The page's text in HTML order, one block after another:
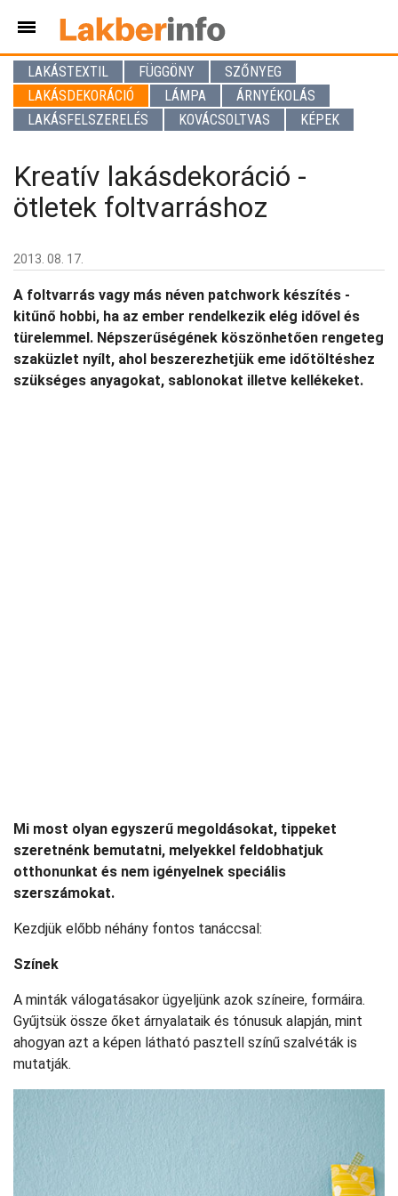
LAKÁSTEXTIL FÜGGÖNY
SZŐNYEG
LAKÁSDEKORÁCIÓ
LÁMPA
ÁRNYÉKOLÁS
LAKÁSFELSZERELÉS
KOVÁCSOLTVAS KÉPEK
Kreatív lakásdekoráció -
ötletek foltvarráshoz
2013. 08. 17.
A foltvarrás vagy más néven patchwork készítés -
kitűnő hobbi, ha az ember rendelkezik elég idővel és
türelemmel. Népszerűségének köszönhetően rengeteg
szaküzlet nyílt, ahol beszerezhetjük eme időtöltéshez
szükséges anyagokat, sablonokat illetve kellékeket.
Mi most olyan egyszerű megoldásokat, tippeket
szeretnénk bemutatni, melyekkel feldobhatjuk
otthonunkat és nem igényelnek speciális
szerszámokat.
Kezdjük előbb néhány fontos tanáccsal:
Színek
A minták válogatásakor ügyeljünk azok színeire, formáira.
Gyűjtsük össze őket árnyalataik és tónusuk alapján, mint
ahogyan azt a képen látható pasztell színű szalvéták is
mutatják.